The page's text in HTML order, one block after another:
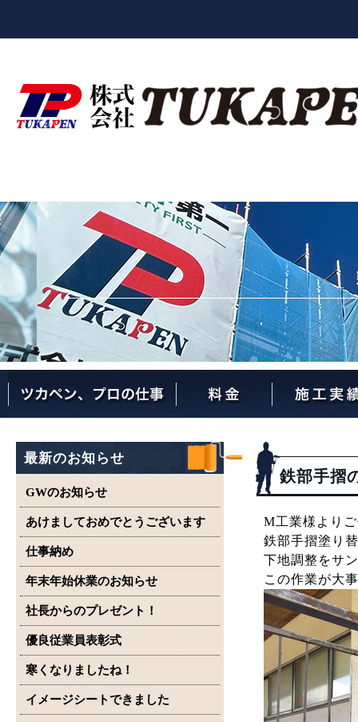
最新のお知らせ
GWのお知らせ
あけましておめでとうございます
仕事納め
年末年始休業のお知らせ
社長からのプレゼント！
優良従業員表彰式
寒くなりましたね！
イメージシートできました
鉄部手摺
M工業様より
鉄部手摺塗り
下地調整をサ
この作業が大